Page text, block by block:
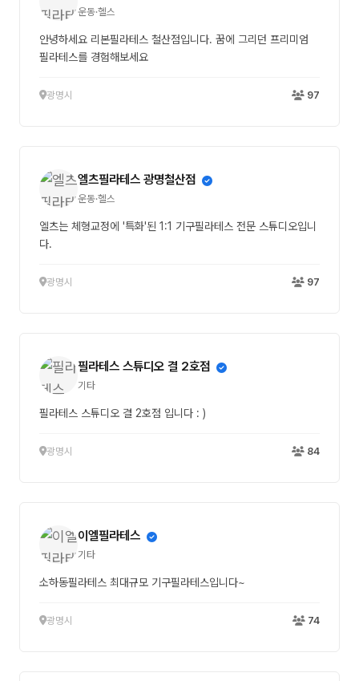
운동·헬스
안녕하세요 리본필라테스 철산점입니다. 꿈에 그리던 프리미엄
필라테스를 경험해보세요
광명시 97
엘츠필라테스 광명철산점
운동·헬스
엘츠는 체형교정에 '특화'된 1:1 기구필라테스 전문 스튜디오입니
다.
광명시 97
필라테스 스튜디오 결 2호점
기타
필라테스 스튜디오 결 2호점 입니다 : )
광명시 84
이엘필라테스
기타
소하동필라테스 최대규모 기구필라테스입니다~
광명시 74